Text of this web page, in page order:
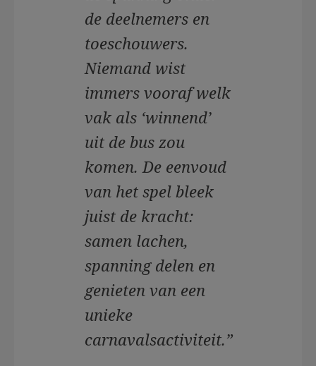
de deelnemers en
toeschouwers.
Niemand wist
immers vooraf welk
vak als ‘winnend’
uit de bus zou
komen. De eenvoud
van het spel bleek
juist de kracht:
samen lachen,
spanning delen en
genieten van een
unieke
carnavalsactiviteit.”